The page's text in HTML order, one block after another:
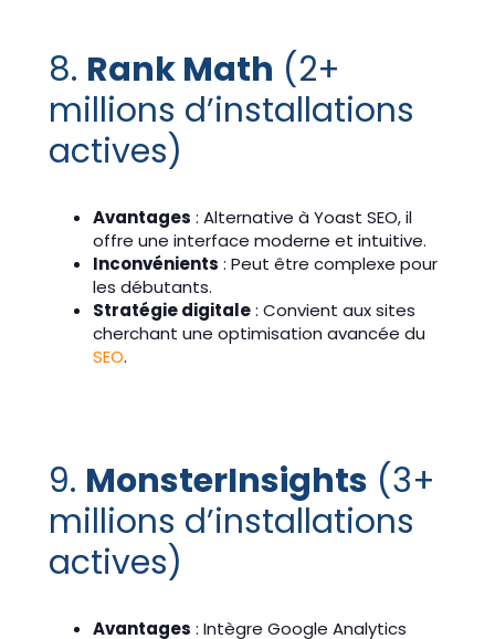
8. Rank Math (2+
millions d’installations
actives)
Avantages : Alternative à Yoast SEO, il
offre une interface moderne et intuitive.
Inconvénients : Peut être complexe pour
les débutants.
Stratégie digitale: Convient aux sites
cherchant une optimisation avancée du
SEO.
9. MonsterInsights (3+
millions d’installations
actives)
Avantages : Intègre Google Analytics